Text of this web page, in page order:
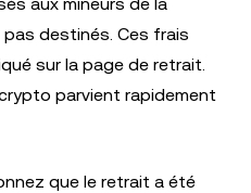
destinés. Ces frais
sur la page de retrait.
parvient rapidement
que le retrait a été